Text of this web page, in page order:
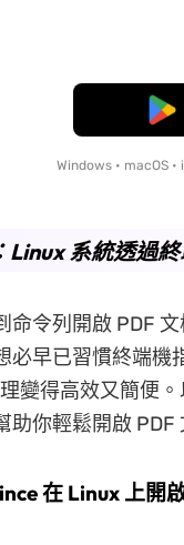
Windows • macOS •
Linux 系統透過
命令列開啟 PDF
必早已習慣終端機
變得高效又簡便
助你輕鬆開啟 PDF
在 Linux 上開